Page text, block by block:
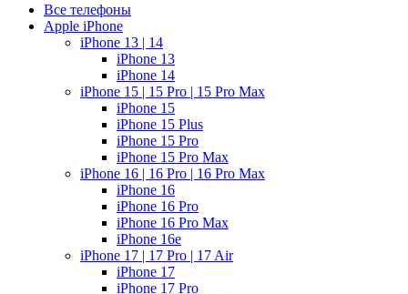
Все телефоны
Apple iPhone
iPhone 13 | 14
iPhone 13
iPhone 14
iPhone 15 | 15 Pro | 15 Pro Max
iPhone 15
iPhone 15 Plus
iPhone 15 Pro
iPhone 15 Pro Max
iPhone 16 | 16 Pro | 16 Pro Max
iPhone 16
iPhone 16 Pro
iPhone 16 Pro Max
iPhone 16e
iPhone 17 | 17 Pro | 17 Air
iPhone 17
iPhone 17 Pro